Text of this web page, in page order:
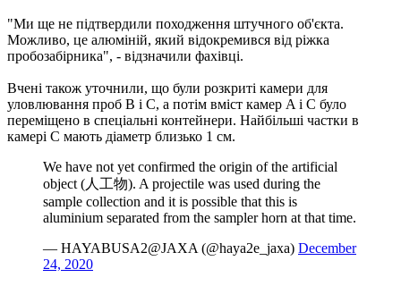
"Ми ще не підтвердили походження штучного об'єкта.
Можливо, це алюміній, який відокремився від ріжка
пробозабірника", - відзначили фахівці.
Вчені також уточнили, що були розкриті камери для
уловлювання проб B і C, а потім вміст камер A і C було
переміщено в спеціальні контейнери. Найбільші частки в
камері C мають діаметр близько 1 см.
We have not yet confirmed the origin of the artificial
object (人工物). A projectile was used during the
sample collection and it is possible that this is
aluminium separated from the sampler horn at that time.
— HAYABUSA2@JAXA (@haya2e_jaxa) December
24, 2020